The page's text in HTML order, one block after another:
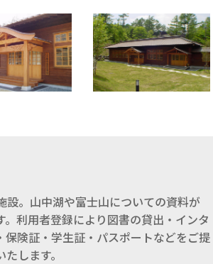
。山中湖や富士山についての資料が
利用者登録により図書の貸出・インタ
険証・学生証・パスポートなどをご提
します。